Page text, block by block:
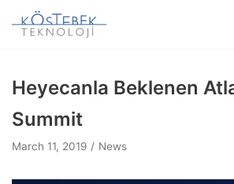
Skip
to
Heyecanla Beklenen
Summit
March 11, 2019 News